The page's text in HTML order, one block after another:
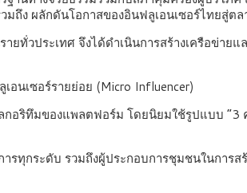
ถึง ผลักดันโอกาสของอินฟลูเอนเซอร์ไทยสู่ตล
วประเทศ จึงได้ดำเนินการสร้างเครือข่ายแ
นเซอร์รายย่อย (Micro Influencer)
อริทึมของแพลตฟอร์ม โดยนิยมใช้รูปแบบ “3
กระดับ รวมถึงผู้ประกอบการชุมชนในการส